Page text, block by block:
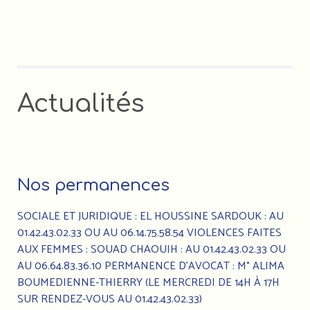
Actualités
Nos permanences
SOCIALE ET JURIDIQUE : EL HOUSSINE SARDOUK : AU
01.42.43.02.33 OU AU 06.14.75.58.54 VIOLENCES FAITES
AUX FEMMES : SOUAD CHAOUIH : AU 01.42.43.02.33 OU
AU 06.64.83.36.10 PERMANENCE D’AVOCAT : M° ALIMA
BOUMEDIENNE-THIERRY (LE MERCREDI DE 14H À 17H
SUR RENDEZ-VOUS AU 01.42.43.02.33)